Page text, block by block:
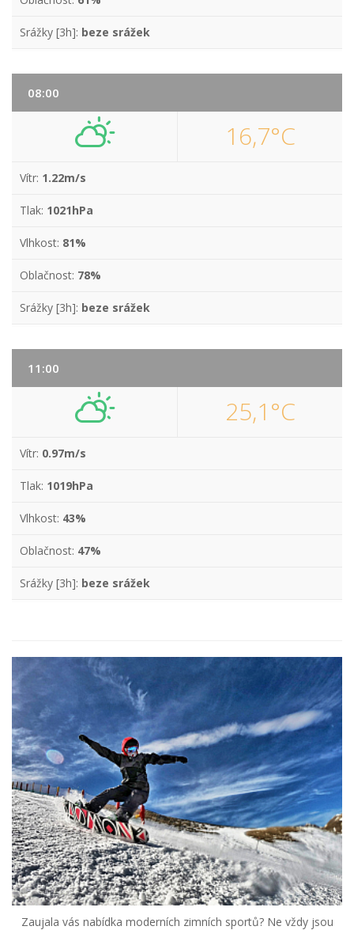
Srážky [3h]: beze srážek
08:00
16,7°C
Vítr: 1.22m/s
Tlak: 1021hPa
Vlhkost: 81%
Oblačnost: 78%
Srážky [3h]: beze srážek
11:00
25,1°C
Vítr: 0.97m/s
Tlak: 1019hPa
Vlhkost: 43%
Oblačnost: 47%
Srážky [3h]: beze srážek
Zaujala vás nabídka moderních zimních sportů? Ne vždy jsou